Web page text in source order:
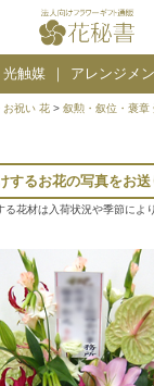
光触媒 アレンジメ
お祝い 花 > 叙勲・叙位・褒章
するお花の写真をお送
花材は入荷状況や季節によ